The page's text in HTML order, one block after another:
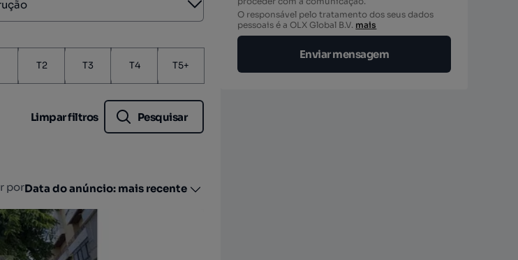
T2 T3 T4 T5+
Limpar filtros Pesquisar
porData do anúncio: mais recente
O responsável pelo tratamento dos seus dados
pessoais é a OLX Global B.V. mais
Enviar mensagem